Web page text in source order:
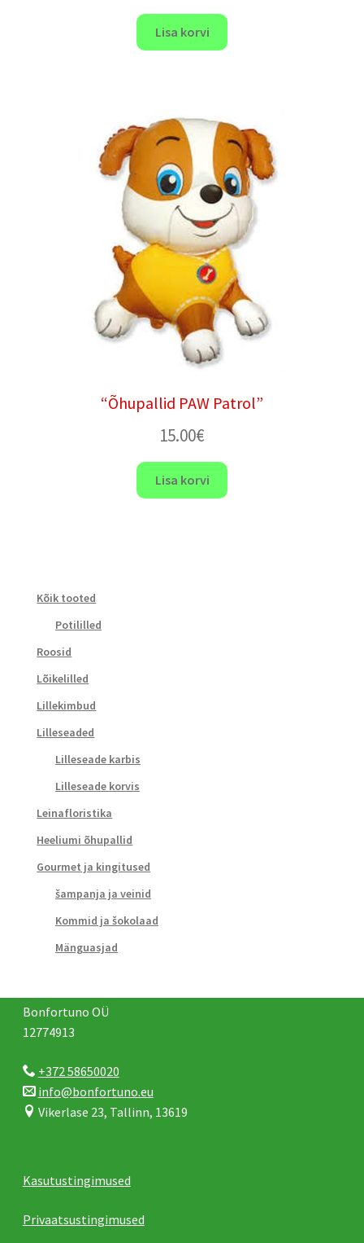
Lisa korvi
“Õhupallid PAW Patrol”
15.00€
Lisa korvi
Kõik tooted
Potililled
Roosid
Lõikelilled
Lillekimbud
Lilleseaded
Lilleseade karbis
Lilleseade korvis
Leinafloristika
Heeliumi õhupallid
Gourmet ja kingitused
šampanja ja veinid
Kommid ja šokolaad
Mänguasjad
Bonfortuno OÜ
12774913
+372 58650020
info@bonfortuno.eu
Vikerlase 23, Tallinn, 13619
Kasutustingimused
Privaatsustingimused